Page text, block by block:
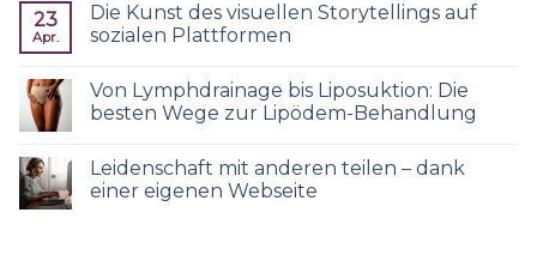
23
Apr.
Die Kunst des visuellen Storytellings auf
sozialen Plattformen
Von Lymphdrainage bis Liposuktion: Die
besten Wege zur Lipödem-Behandlung
Leidenschaft mit anderen teilen – dank
einer eigenen Webseite